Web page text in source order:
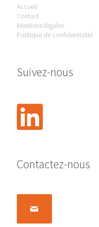
Accueil
Contact
Mentions légales
Politique de confidentialité
Suivez-nous
Contactez-nous